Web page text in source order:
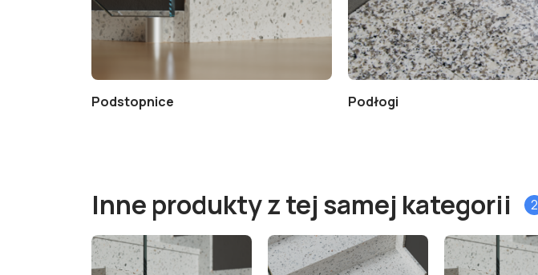
Podstopnice Podłogi
Inne produkty z tej samej kategorii 2